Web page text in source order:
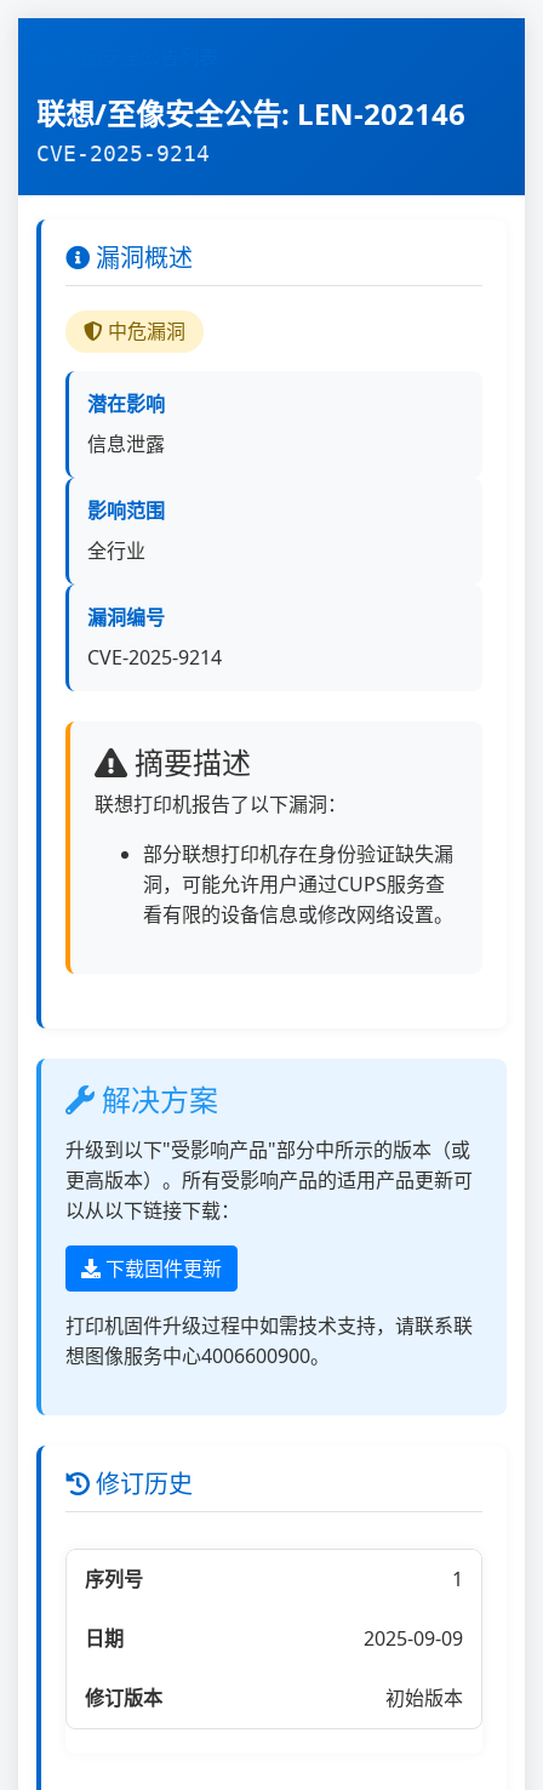
联想/至像安全公告: LEN-202146
CVE-2025-9214
漏洞概述
中危漏洞
潜在影响
信息泄露
影响范围
全行业
漏洞编号
CVE-2025-9214
摘要描述
联想打印机报告了以下漏洞：
部分联想打印机存在身份验证缺失漏
洞，可能允许用户通过CUPS服务查
看有限的设备信息或修改网络设置。
解决方案
升级到以下"受影响产品"部分中所示的版本（或
更高版本）。所有受影响产品的适用产品更新可
以从以下链接下载：
下载固件更新
打印机固件升级过程中如需技术支持，请联系联
想图像服务中心4006600900。
修订历史
1
2025-09-09
初始版本